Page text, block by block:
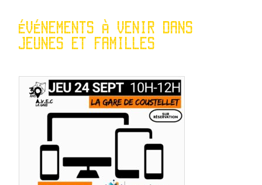
ÉVÉNEMENTS À VENIR DANS
JEUNES ET FAMILLES